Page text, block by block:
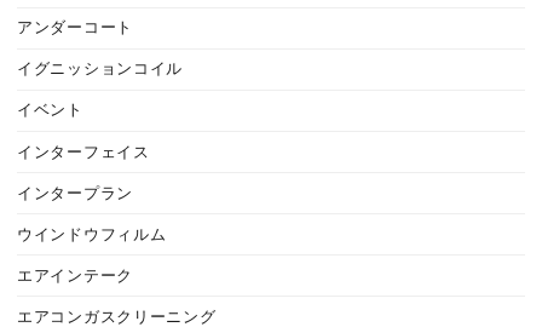
アンダーコート
イグニッションコイル
イベント
インターフェイス
インタープラン
ウインドウフィルム
エアインテーク
エアコンガスクリーニング